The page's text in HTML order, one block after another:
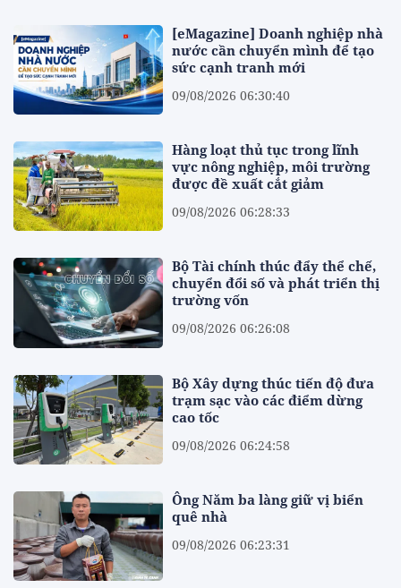
[eMagazine] Doanh nghiệp nhà
nước cần chuyển mình để tạo
sức cạnh tranh mới
09/08/2026 06:30:40
Hàng loạt thủ tục trong lĩnh
vực nông nghiệp, môi trường
được đề xuất cắt giảm
09/08/2026 06:28:33
Bộ Tài chính thúc đẩy thể chế,
chuyển đổi số và phát triển thị
trường vốn
09/08/2026 06:26:08
Bộ Xây dựng thúc tiến độ đưa
trạm sạc vào các điểm dừng
cao tốc
09/08/2026 06:24:58
Ông Năm ba làng giữ vị biển
quê nhà
09/08/2026 06:23:31